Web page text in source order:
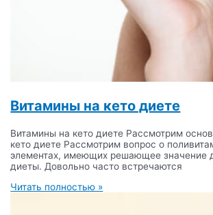
Витамины на кето диете
Витамины на кето диете Рассмотрим
кето диете Рассмотрим вопрос о
элементах, имеющих решающее значение
диеты. Довольно часто встречаются
Читать полностью »